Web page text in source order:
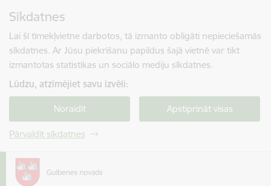
Sīkdatnes
Lai šī tīmekļvietne darbotos, tā izmanto obligāti nepieciešamās
sīkdatnes. Ar Jūsu piekrišanu papildus šajā vietnē var tikt
izmantotas statistikas un sociālo mediju sīkdatnes.
Lūdzu, atzīmējiet savu izvēli:
Noraidīt Apstiprināt visas
Pārvaldīt sīkdatnes